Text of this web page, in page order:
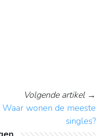
Volgende artikel→
Waar wonen de meeste
singles?